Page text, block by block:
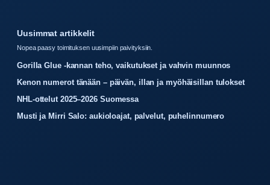
Uusimmat artikkelit
Nopea paasy toimituksen uusimpiin paivityksiin.
Gorilla Glue -kannan teho, vaikutukset ja vahvin muunnos
Kenon numerot tänään – päivän, illan ja myöhäisillan tulokset
NHL-ottelut 2025–2026 Suomessa
Musti ja Mirri Salo: aukioloajat, palvelut, puhelinnumero